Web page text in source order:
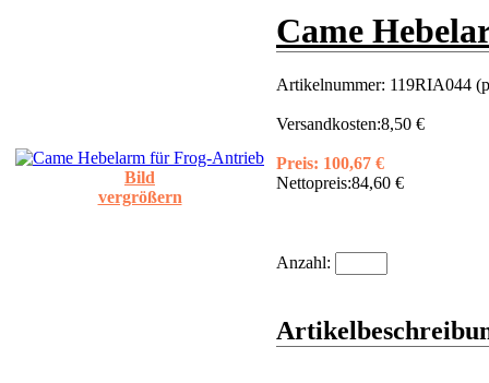
Bild
vergrößern
Came
Artikelnummer: 119RIA044
Versandkosten:8,50 €
Preis: 100,67 €
Nettopreis:84,60 €
Anzahl: